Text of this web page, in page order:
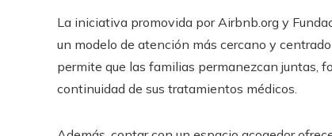
La iniciativa promovida por Airbnb.org y
un modelo de atención más cercano y
permite que las familias permanezcan juntas,
continuidad de sus tratamientos médicos.